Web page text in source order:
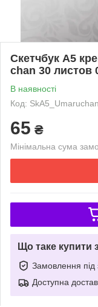
Скетчбук А5
chan 30 листов
В наявності
Код:
65 ₴
Мінімальна сума
Що таке купити
Замовлення під
Доступна